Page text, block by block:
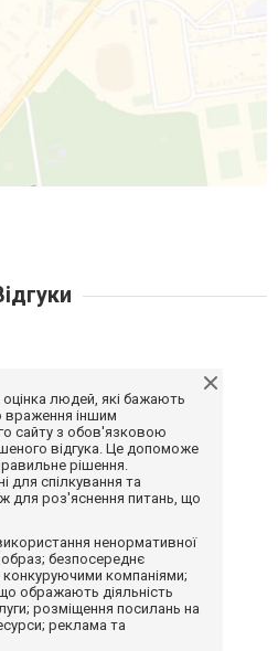
оцінка людей, які бажають
враження іншим
сайту з обов'язковою
відгука. Це допоможе
рішення.
для спілкування та
для роз'яснення питань, що
ненормативної
безпосереднє
конкуруючими компаніями;
ображають діяльність
розміщення посилань на
реклама та